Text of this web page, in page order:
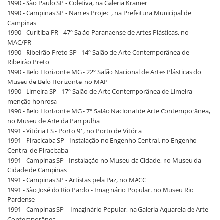
1990 - São Paulo SP - Coletiva, na Galeria Kramer
1990 - Campinas SP - Names Project, na Prefeitura Municipal de
Campinas
1990 - Curitiba PR - 47º Salão Paranaense de Artes Plásticas, no
MAC/PR
1990 - Ribeirão Preto SP - 14º Salão de Arte Contemporânea de
Ribeirão Preto
1990 - Belo Horizonte MG - 22º Salão Nacional de Artes Plásticas do
Museu de Belo Horizonte, no MAP
1990 - Limeira SP - 17º Salão de Arte Contemporânea de Limeira -
menção honrosa
1990 - Belo Horizonte MG - 7º Salão Nacional de Arte Contemporânea,
no Museu de Arte da Pampulha
1991 - Vitória ES - Porto 91, no Porto de Vitória
1991 - Piracicaba SP - Instalação no Engenho Central, no Engenho
Central de Piracicaba
1991 - Campinas SP - Instalação no Museu da Cidade, no Museu da
Cidade de Campinas
1991 - Campinas SP - Artistas pela Paz, no MACC
1991 - São José do Rio Pardo - Imaginário Popular, no Museu Rio
Pardense
1991 - Campinas SP - Imaginário Popular, na Galeria Aquarela de Arte